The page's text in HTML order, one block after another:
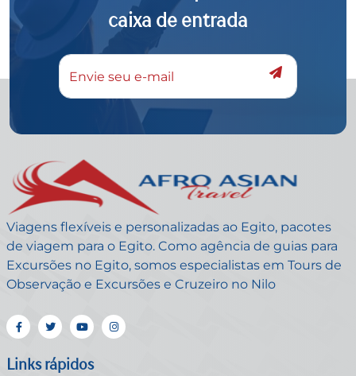
caixa de entrada
Viagens flexíveis e personalizadas ao Egito, pacotes
de viagem para o Egito. Como agência de guias para
Excursões no Egito, somos especialistas em Tours de
Observação e Excursões e Cruzeiro no Nilo
Links rápidos